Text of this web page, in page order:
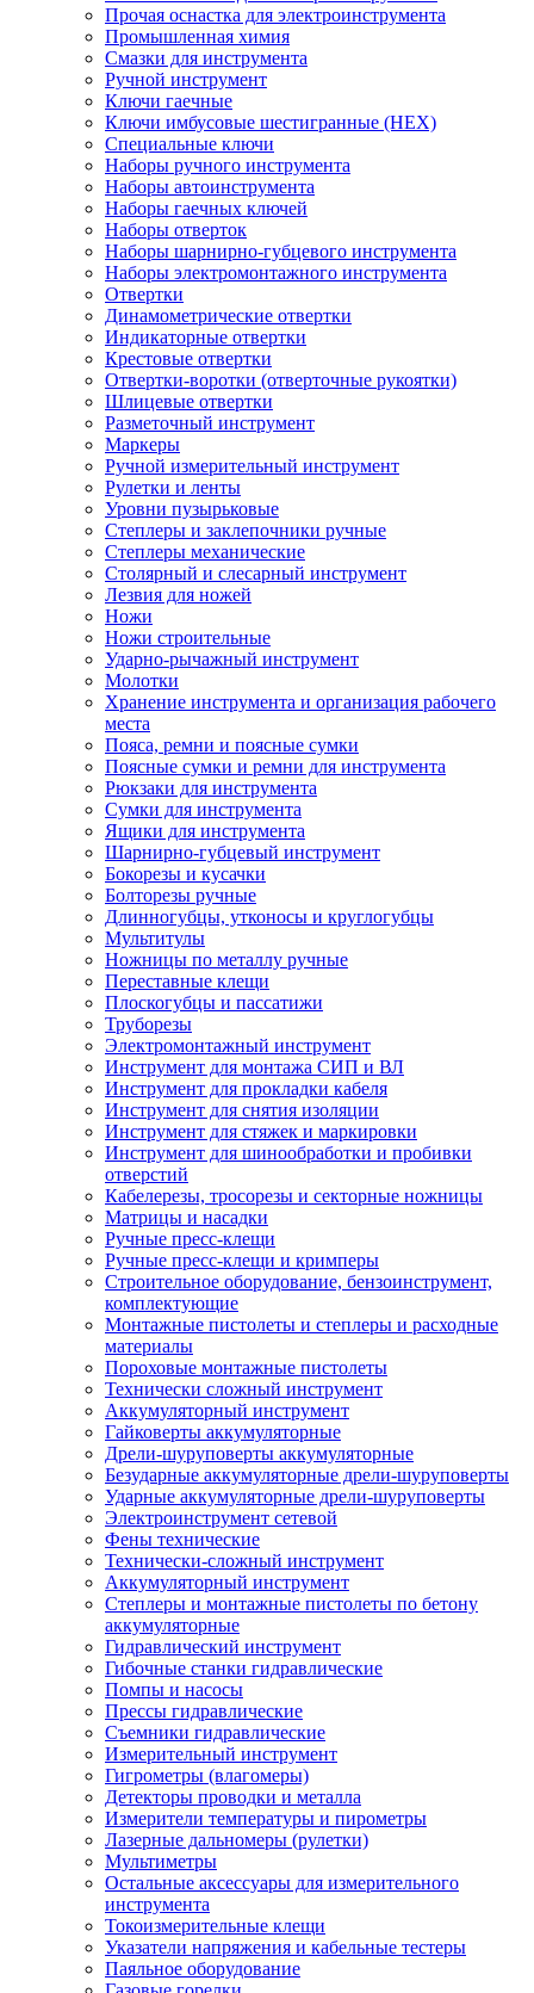
Прочая оснастка для электроинструмента
Промышленная химия
Смазки для инструмента
Ручной инструмент
Ключи гаечные
Ключи имбусовые шестигранные (HEX)
Специальные ключи
Наборы ручного инструмента
Наборы автоинструмента
Наборы гаечных ключей
Наборы отверток
Наборы шарнирно-губцевого инструмента
Наборы электромонтажного инструмента
Отвертки
Динамометрические отвертки
Индикаторные отвертки
Крестовые отвертки
Отвертки-воротки (отверточные рукоятки)
Шлицевые отвертки
Разметочный инструмент
Маркеры
Ручной измерительный инструмент
Рулетки и ленты
Уровни пузырьковые
Степлеры и заклепочники ручные
Степлеры механические
Столярный и слесарный инструмент
Лезвия для ножей
Ножи
Ножи строительные
Ударно-рычажный инструмент
Молотки
Хранение инструмента и организация рабочего
места
Пояса, ремни и поясные сумки
Поясные сумки и ремни для инструмента
Рюкзаки для инструмента
Сумки для инструмента
Ящики для инструмента
Шарнирно-губцевый инструмент
Бокорезы и кусачки
Болторезы ручные
Длинногубцы, утконосы и круглогубцы
Мультитулы
Ножницы по металлу ручные
Переставные клещи
Плоскогубцы и пассатижи
Труборезы
Электромонтажный инструмент
Инструмент для монтажа СИП и ВЛ
Инструмент для прокладки кабеля
Инструмент для снятия изоляции
Инструмент для стяжек и маркировки
Инструмент для шинообработки и пробивки
отверстий
Кабелерезы, тросорезы и секторные ножницы
Матрицы и насадки
Ручные пресс-клещи
Ручные пресс-клещи и кримперы
Строительное оборудование, бензоинструмент,
комплектующие
Монтажные пистолеты и степлеры и расходные
материалы
Пороховые монтажные пистолеты
Технически сложный инструмент
Аккумуляторный инструмент
Гайковерты аккумуляторные
Дрели-шуруповерты аккумуляторные
Безударные аккумуляторные дрели-шуруповерты
Ударные аккумуляторные дрели-шуруповерты
Электроинструмент сетевой
Фены технические
Технически-сложный инструмент
Аккумуляторный инструмент
Степлеры и монтажные пистолеты по бетону
аккумуляторные
Гидравлический инструмент
Гибочные станки гидравлические
Помпы и насосы
Прессы гидравлические
Съемники гидравлические
Измерительный инструмент
Гигрометры (влагомеры)
Детекторы проводки и металла
Измерители температуры и пирометры
Лазерные дальномеры (рулетки)
Мультиметры
Остальные аксессуары для измерительного
инструмента
Токоизмерительные клещи
Указатели напряжения и кабельные тестеры
Паяльное оборудование